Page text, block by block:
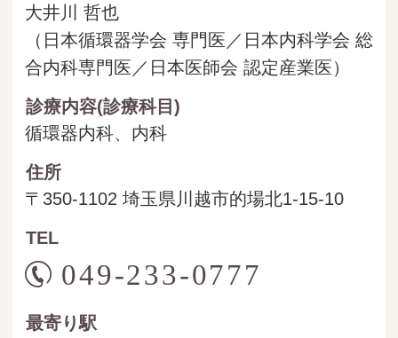
大井川 哲也
（日本循環器学会 専門医／日本内科学会 総
合内科専門医／日本医師会 認定産業医）
診療内容(診療科目)
循環器内科、内科
住所
〒350-1102 埼玉県川越市的場北1-15-10
TEL
049-233-0777
最寄り駅